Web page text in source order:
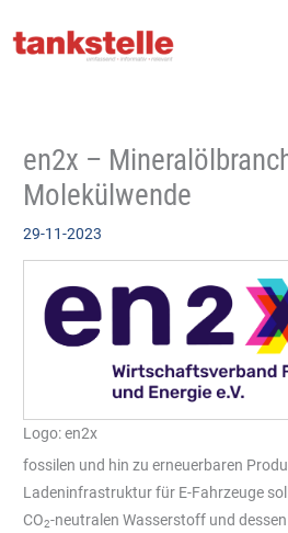
Inhalt
en2x –
Molekülwende
29-11-2023
Logo: en2x
fossilen und hin zu erneuerbaren
Ladeninfrastruktur für E-Fahrzeuge
CO2-neutralen Wasserstoff und